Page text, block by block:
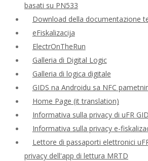
basati su PN533
Download della documentazione
eFiskalizacija
ElectrOnTheRun
Galleria di Digital Logic
Galleria di logica digitale
GIDS na Androidu sa NFC
Home Page (it translation)
Informativa sulla privacy di uFR
Informativa sulla privacy e-
Lettore di passaporti elettronici
privacy dell'app di lettura MRTD